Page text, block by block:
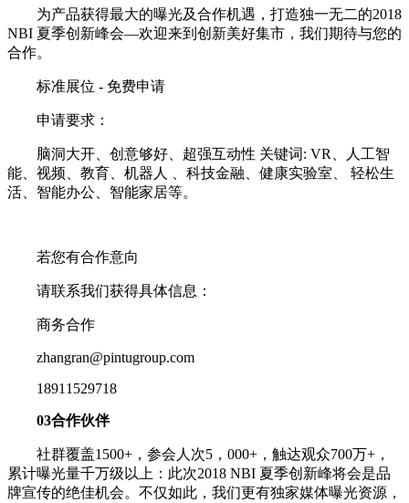
为产品获得最大的曝光及合作机遇，打造独一无二的2018
NBI 夏季创新峰会—欢迎来到创新美好集市，我们期待与您的
合作。
标准展位 - 免费申请
申请要求：
脑洞大开、创意够好、超强互动性 关键词: VR、人工智
能、视频、教育、机器人 、科技金融、健康实验室、 轻松生
活、智能办公、智能家居等。
若您有合作意向
请联系我们获得具体信息：
商务合作
zhangran@pintugroup.com
18911529718
03合作伙伴
社群覆盖1500+，参会人次5，000+，触达观众700万+，
累计曝光量千万级以上：此次2018 NBI 夏季创新峰将会是品
牌宣传的绝佳机会。不仅如此，我们更有独家媒体曝光资源，